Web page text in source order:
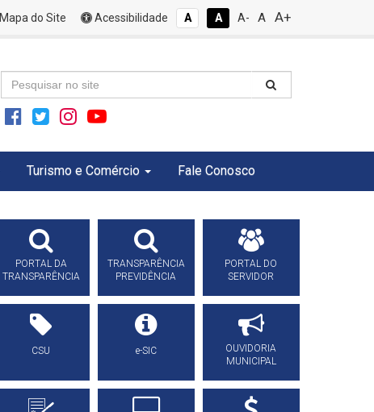
Mapa do Site Acessibilidade A A A- A A+
Turismo e Comércio Fale Conosco
PORTAL DA
TRANSPARÊNCIA
TRANSPARÊNCIA
PREVIDÊNCIA
PORTAL DO
SERVIDOR
CSU e-SIC
OUVIDORIA
MUNICIPAL